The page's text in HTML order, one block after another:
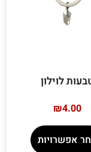
לוילון
₪4.00
אפשרויות